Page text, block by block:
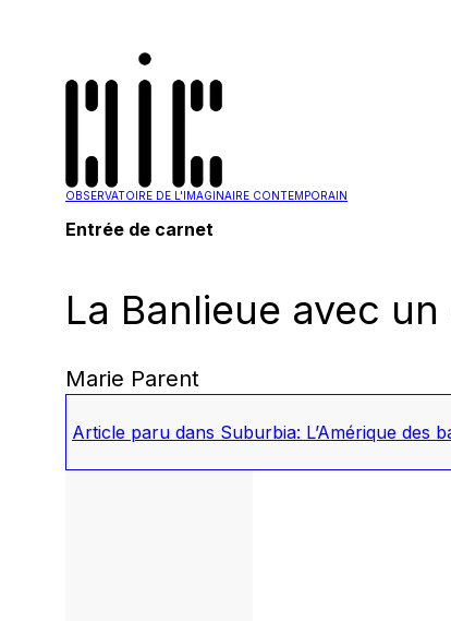
OBSERVATOIRE DE L'IMAGINAIRE CONTEMPORAIN
Entrée de carnet
La Banlieue avec
Marie Parent
Article paru dans Suburbia: L’Amérique des